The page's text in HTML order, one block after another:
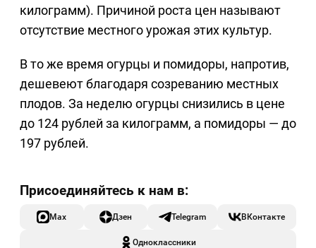
килограмм). Причиной роста цен называют
отсутствие местного урожая этих культур.
В то же время огурцы и помидоры, напротив,
дешевеют благодаря созреванию местных
плодов. За неделю огурцы снизились в цене
до 124 рублей за килограмм, а помидоры — до
197 рублей.
Max Дзен Telegram ВКонтакте
Одноклассники